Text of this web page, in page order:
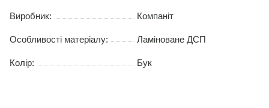
Виробник: Компаніт
Особливості матеріалу: Ламіноване ДСП
Колір: Бук